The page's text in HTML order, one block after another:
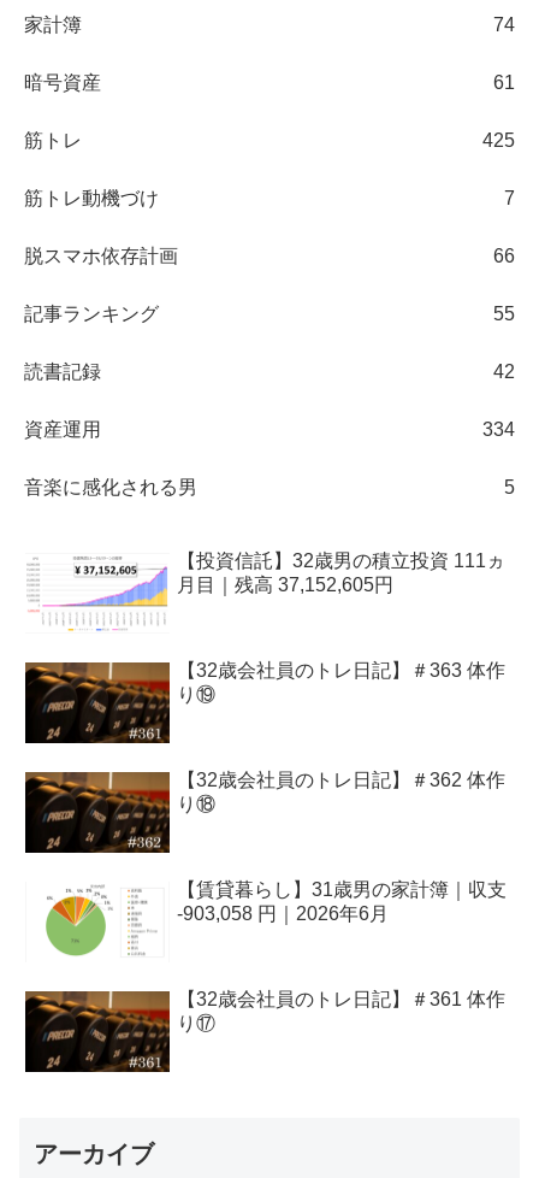
家計簿 74
暗号資産 61
筋トレ 425
筋トレ動機づけ 7
脱スマホ依存計画 66
記事ランキング 55
読書記録 42
資産運用 334
音楽に感化される男 5
【投資信託】32歳男の積立投資 111ヵ
月目｜残高 37,152,605円
【32歳会社員のトレ日記】＃363 体作
り⑲
【32歳会社員のトレ日記】＃362 体作
り⑱
【賃貸暮らし】31歳男の家計簿｜収支
-903,058 円｜2026年6月
【32歳会社員のトレ日記】＃361 体作
り⑰
アーカイブ